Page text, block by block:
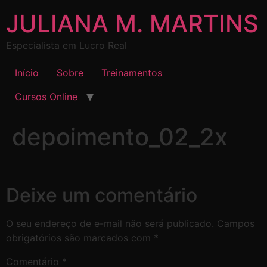
JULIANA M. MARTINS
Especialista em Lucro Real
Início Sobre
Treinamentos
Cursos Online
depoimento_02_2x
Deixe um comentário
O seu endereço de e-mail não será publicado. Campos
obrigatórios são marcados com *
Comentário *